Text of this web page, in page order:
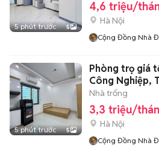
5 phút trước 5
4,6 triệu/
Hà Nội
Cộng Đồng Nhà
5 phút trước 5
Phòng trọ giá
Công Nghiệp,
Nhà trống
3,3 triệu/
Hà Nội
Cộng Đồng Nhà